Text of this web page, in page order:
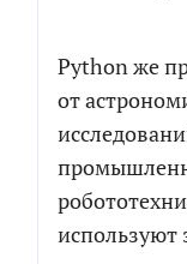
Python же
от
используют
Расскажите
про
задачу
Я
данных
Я